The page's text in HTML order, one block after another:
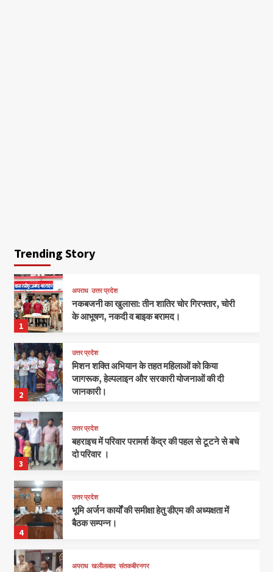
Trending Story
1
अपराध उत्तर प्रदेश
नकबजनी का खुलासा: तीन शातिर चोर गिरफ्तार, चोरी
के आभूषण, नकदी व बाइक बरामद।
2
उत्तर प्रदेश
मिशन शक्ति अभियान के तहत महिलाओं को किया
जागरूक, हेल्पलाइन और सरकारी योजनाओं की दी
जानकारी।
3
उत्तर प्रदेश
बहराइच में परिवार परामर्श केंद्र की पहल से टूटने से बचे
दो परिवार ।
4
उत्तर प्रदेश
भूमि अर्जन कार्यों की समीक्षा हेतु डीएम की अध्यक्षता में
बैठक सम्पन्न।
अपराध खलीलाबाद संतकबीरनगर